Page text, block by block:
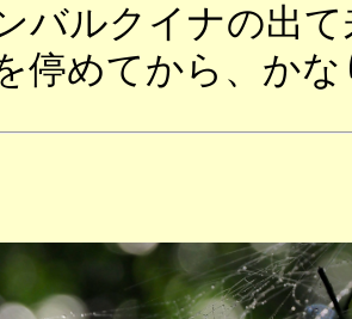
バルクイナの出
停めてから、か